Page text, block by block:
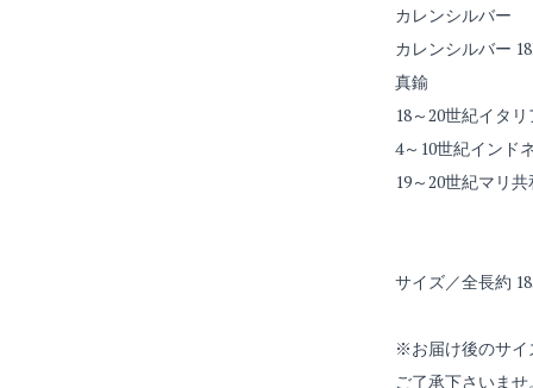
カレンシルバー
カレンシルバー
真鍮
18～20世紀イタ
4～10世紀インド
19～20世紀マリ
サイズ／全長約
※お届け後のサイ
ご了承下さいませ。